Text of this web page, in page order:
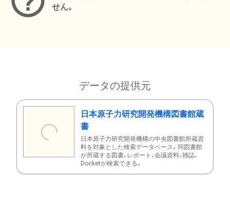
せん。
データの提供元
日本原子力研究開発機構図書館蔵
書
日本原子力研究開発機構の中央図書館所蔵資
料を対象とした検索データベース。同図書館
が所蔵する図書、レポート、会議資料、雑誌、
Docketが検索できる。